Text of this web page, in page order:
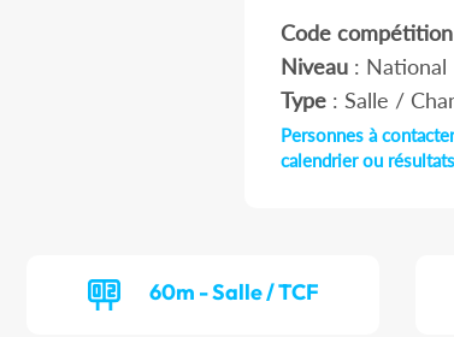
Code compétition
Niveau: National
Type: Salle /
Personnes à
calendrier ou résultats
60m - Salle / TCF